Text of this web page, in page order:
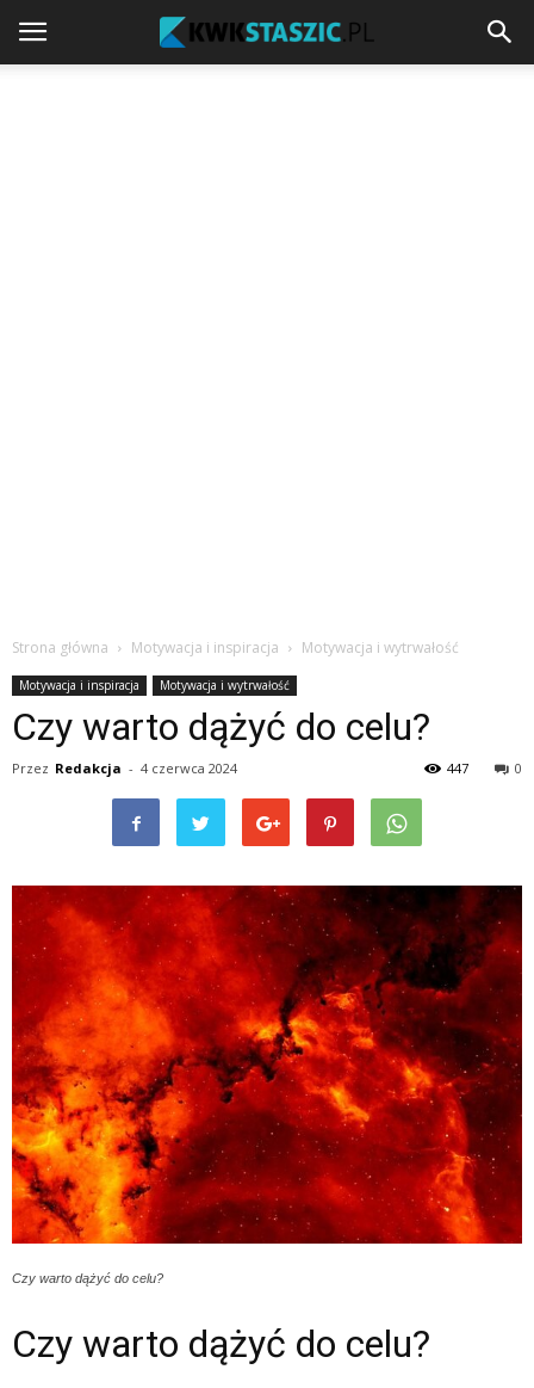
Strona główna Motywacja i inspiracja Motywacja i wytrwałość
Motywacja i inspiracja Motywacja i wytrwałość
Czy warto dążyć do celu?
Przez Redakcja - 4 czerwca 2024 0
447
Czy warto dążyć do celu?
Czy warto dążyć do celu?